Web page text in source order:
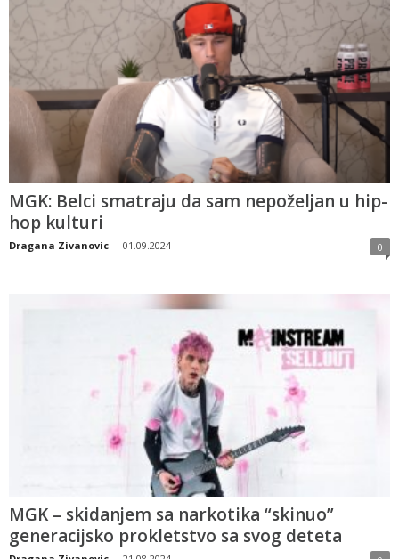
MGK: Belci smatraju da sam nepoželjan u hip-
hop kulturi
Dragana Zivanovic - 01.09.2024 0
MGK – skidanjem sa narkotika “skinuo”
generacijsko prokletstvo sa svog deteta